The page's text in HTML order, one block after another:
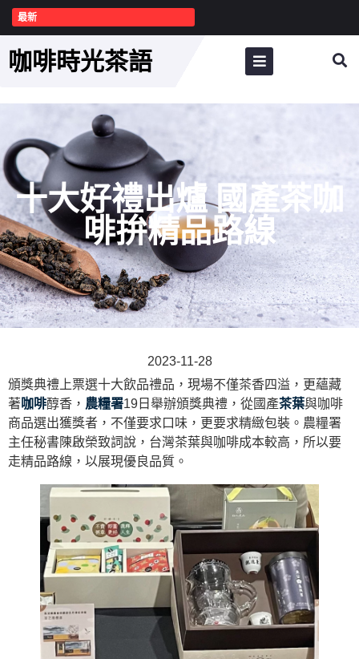
最新
咖啡時光茶語
十大好禮出爐 國產茶咖
啡拚精品路線
2023-11-28
頒獎典禮上票選十大飲品禮品，現場不僅茶香四溢，更蘊藏
著咖啡醇香， 農糧署19日舉辦頒獎典禮，從國產茶葉與咖啡
商品選出獲獎者，不僅要求口味，更要求精緻包裝。農糧署
主任秘書陳啟榮致詞說，台灣茶葉與咖啡成本較高，所以要
走精品路線，以展現優良品質。